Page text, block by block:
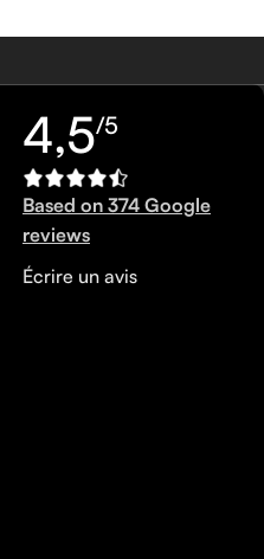
4,5/5
Based on 374 Google
reviews
Écrire un avis